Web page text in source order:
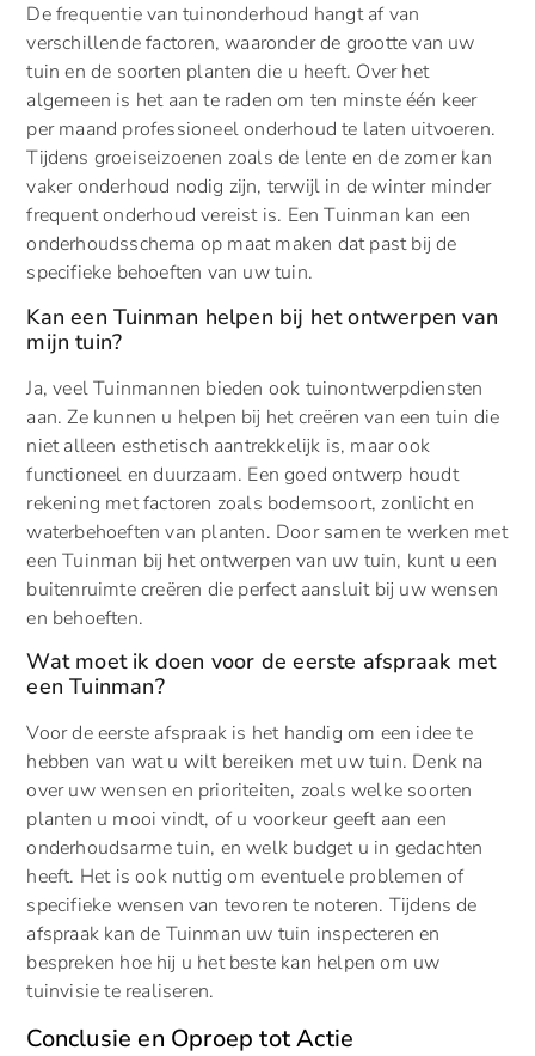
De frequentie van tuinonderhoud hangt af van
verschillende factoren, waaronder de grootte van uw
tuin en de soorten planten die u heeft. Over het
algemeen is het aan te raden om ten minste één keer
per maand professioneel onderhoud te laten uitvoeren.
Tijdens groeiseizoenen zoals de lente en de zomer kan
vaker onderhoud nodig zijn, terwijl in de winter minder
frequent onderhoud vereist is. Een Tuinman kan een
onderhoudsschema op maat maken dat past bij de
specifieke behoeften van uw tuin.
Kan een Tuinman helpen bij het ontwerpen van
mijn tuin?
Ja, veel Tuinmannen bieden ook tuinontwerpdiensten
aan. Ze kunnen u helpen bij het creëren van een tuin die
niet alleen esthetisch aantrekkelijk is, maar ook
functioneel en duurzaam. Een goed ontwerp houdt
rekening met factoren zoals bodemsoort, zonlicht en
waterbehoeften van planten. Door samen te werken met
een Tuinman bij het ontwerpen van uw tuin, kunt u een
buitenruimte creëren die perfect aansluit bij uw wensen
en behoeften.
Wat moet ik doen voor de eerste afspraak met
een Tuinman?
Voor de eerste afspraak is het handig om een idee te
hebben van wat u wilt bereiken met uw tuin. Denk na
over uw wensen en prioriteiten, zoals welke soorten
planten u mooi vindt, of u voorkeur geeft aan een
onderhoudsarme tuin, en welk budget u in gedachten
heeft. Het is ook nuttig om eventuele problemen of
specifieke wensen van tevoren te noteren. Tijdens de
afspraak kan de Tuinman uw tuin inspecteren en
bespreken hoe hij u het beste kan helpen om uw
tuinvisie te realiseren.
Conclusie en Oproep tot Actie